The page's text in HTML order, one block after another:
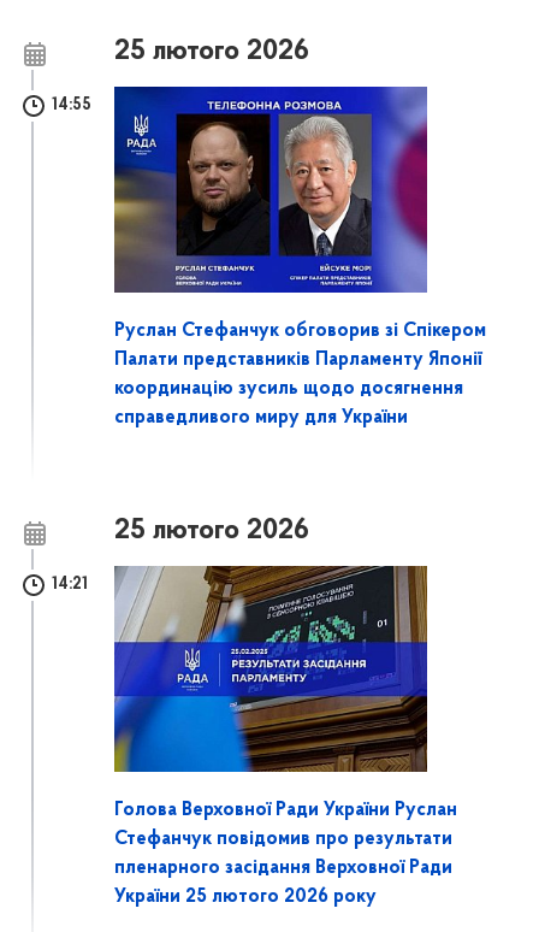
25 лютого 2026
14:55
Руслан Стефанчук обговорив зі Спікером
Палати представників Парламенту Японії
координацію зусиль щодо досягнення
справедливого миру для України
25 лютого 2026
14:21
Голова Верховної Ради України Руслан
Стефанчук повідомив про результати
пленарного засідання Верховної Ради
України 25 лютого 2026 року